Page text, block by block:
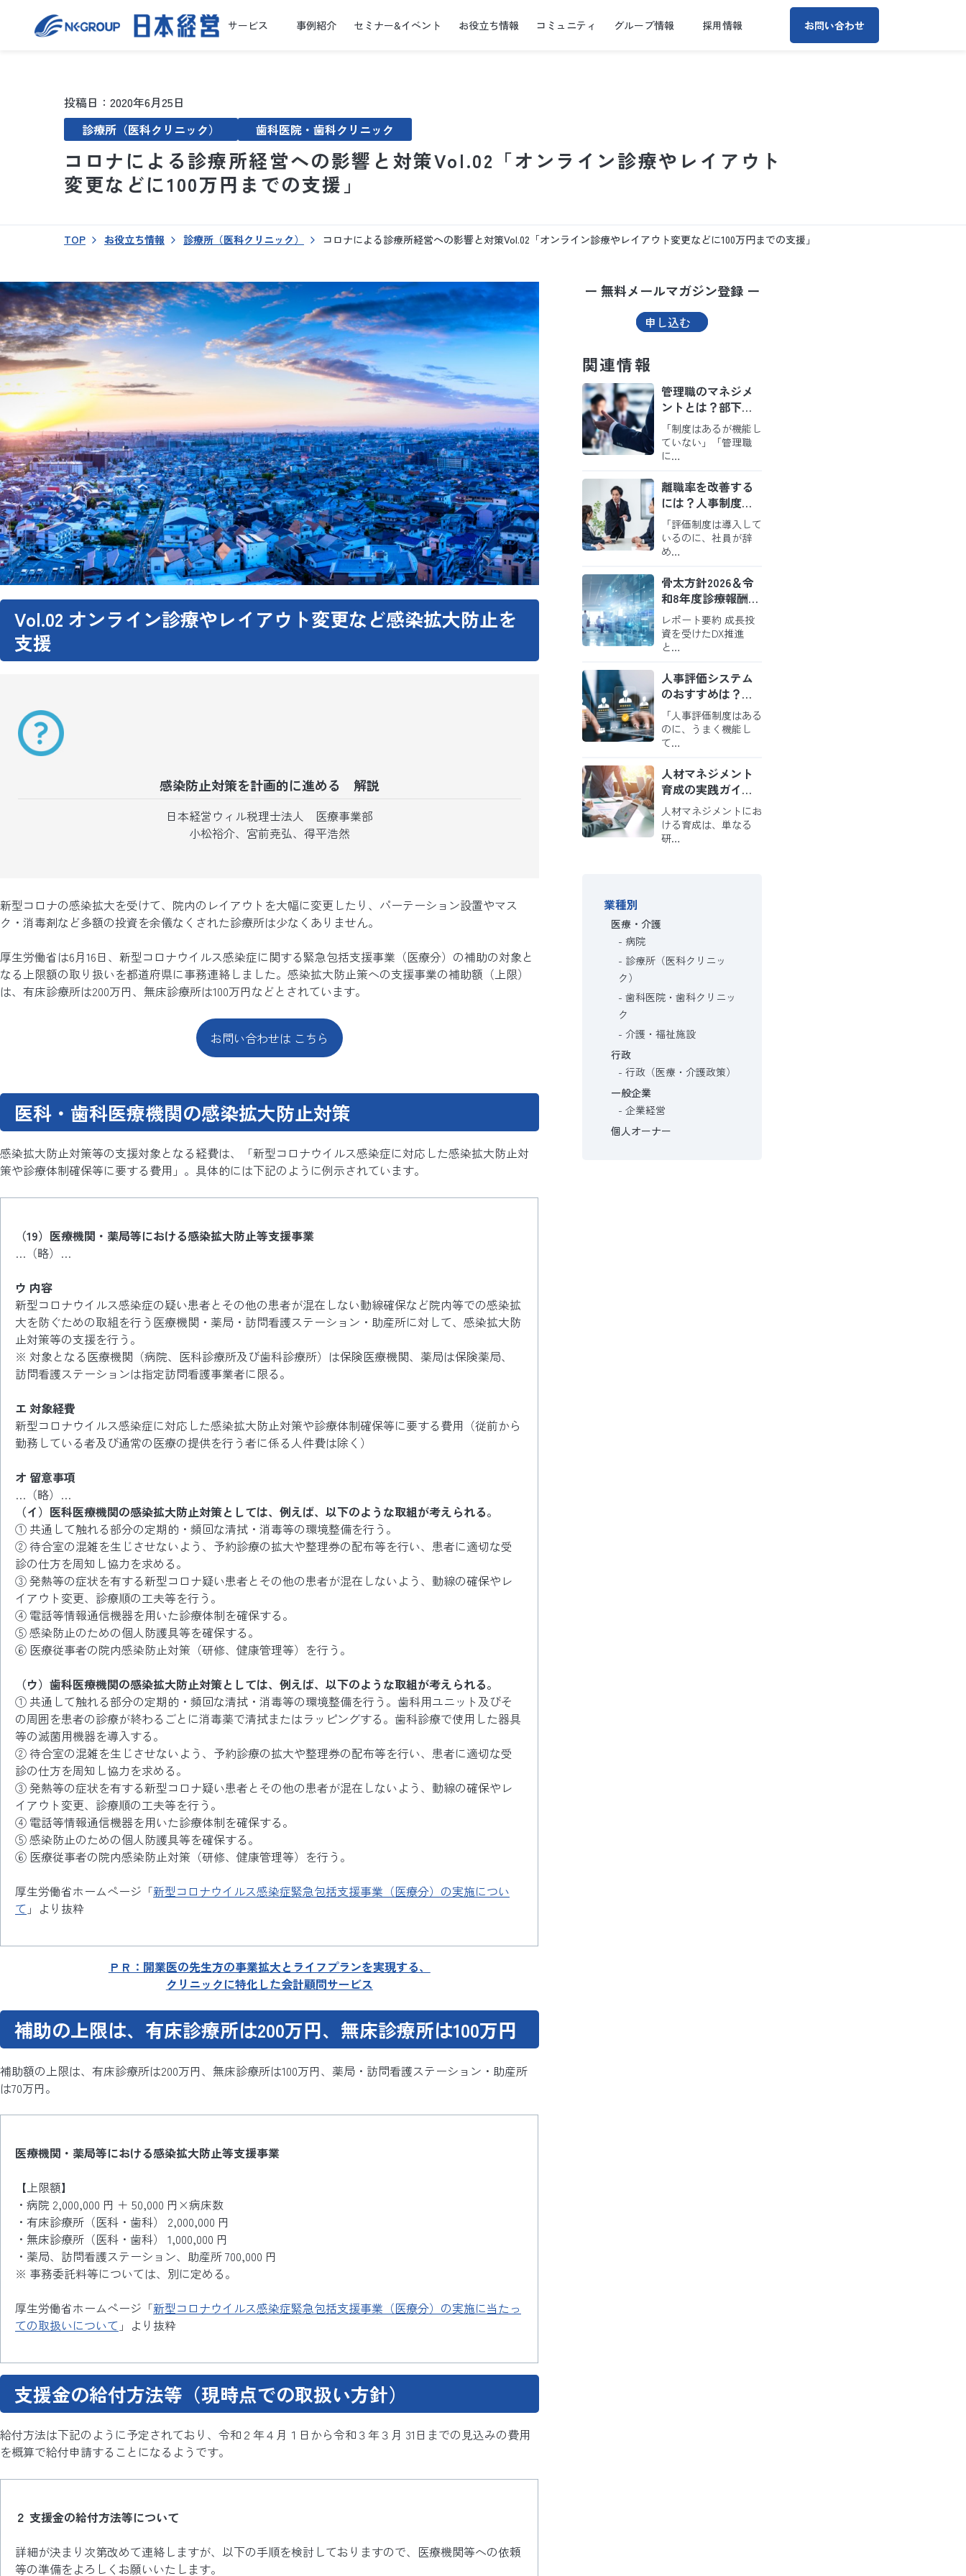
サービス 事例紹介 セミナー&イベント お役立ち情報 コミュニティ グループ情報 採用情報 お問い合わせ
投稿日：2020年6月25日
診療所（医科クリニック）
歯科医院・歯科クリニック
コロナによる診療所経営への影響と対策Vol.02「オンライン診療やレイアウト
変更などに100万円までの支援」
TOP お役立ち情報 診療所（医科クリニック） コロナによる診療所経営への影響と対策Vol.02「オンライン診療やレイアウト変更などに100万円までの支援」
Vol.02 オンライン診療やレイアウト変更など感染拡大防止を
支援
感染防止対策を計画的に進める 解説
日本経営ウィル税理士法人 医療事業部
小松裕介、宮前尭弘、得平浩然
新型コロナの感染拡大を受けて、院内のレイアウトを大幅に変更したり、パーテーション設置やマス
ク・消毒剤など多額の投資を余儀なくされた診療所は少なくありません。
厚生労働省は6月16日、新型コロナウイルス感染症に関する緊急包括支援事業（医療分）の補助の対象と
なる上限額の取り扱いを都道府県に事務連絡しました。感染拡大防止策への支援事業の補助額（上限）
は、有床診療所は200万円、無床診療所は100万円などとされています。
お問い合わせは こちら
医科・歯科医療機関の感染拡大防止対策
感染拡大防止対策等の支援対象となる経費は、「新型コロナウイルス感染症に対応した感染拡大防止対
策や診療体制確保等に要する費用」。具体的には下記のように例示されています。
（19）医療機関・薬局等における感染拡大防止等支援事業
…（略）…
ウ 内容
新型コロナウイルス感染症の疑い患者とその他の患者が混在しない動線確保など院内等での感染拡
大を防ぐための取組を行う医療機関・薬局・訪問看護ステーション・助産所に対して、感染拡大防
止対策等の支援を行う。
※ 対象となる医療機関（病院、医科診療所及び歯科診療所）は保険医療機関、薬局は保険薬局、
訪問看護ステーションは指定訪問看護事業者に限る。
エ 対象経費
新型コロナウイルス感染症に対応した感染拡大防止対策や診療体制確保等に要する費用（従前から
勤務している者及び通常の医療の提供を行う者に係る人件費は除く）
オ 留意事項
…（略）…
（イ）医科医療機関の感染拡大防止対策としては、例えば、以下のような取組が考えられる。
① 共通して触れる部分の定期的・頻回な清拭・消毒等の環境整備を行う。
② 待合室の混雑を生じさせないよう、予約診療の拡大や整理券の配布等を行い、患者に適切な受
診の仕方を周知し協力を求める。
③ 発熱等の症状を有する新型コロナ疑い患者とその他の患者が混在しないよう、動線の確保やレ
イアウト変更、診療順の工夫等を行う。
④ 電話等情報通信機器を用いた診療体制を確保する。
⑤ 感染防止のための個人防護具等を確保する。
⑥ 医療従事者の院内感染防止対策（研修、健康管理等）を行う。
（ウ）歯科医療機関の感染拡大防止対策としては、例えば、以下のような取組が考えられる。
① 共通して触れる部分の定期的・頻回な清拭・消毒等の環境整備を行う。歯科用ユニット及びそ
の周囲を患者の診療が終わるごとに消毒薬で清拭またはラッピングする。歯科診療で使用した器具
等の滅菌用機器を導入する。
② 待合室の混雑を生じさせないよう、予約診療の拡大や整理券の配布等を行い、患者に適切な受
診の仕方を周知し協力を求める。
③ 発熱等の症状を有する新型コロナ疑い患者とその他の患者が混在しないよう、動線の確保やレ
イアウト変更、診療順の工夫等を行う。
④ 電話等情報通信機器を用いた診療体制を確保する。
⑤ 感染防止のための個人防護具等を確保する。
⑥ 医療従事者の院内感染防止対策（研修、健康管理等）を行う。
厚生労働省ホームページ「新型コロナウイルス感染症緊急包括支援事業（医療分）の実施につい
て 」より抜粋
ＰＲ：開業医の先生方の事業拡大とライフプランを実現する、
クリニックに特化した会計顧問サービス
補助の上限は、有床診療所は200万円、無床診療所は100万円
補助額の上限は、有床診療所は200万円、無床診療所は100万円、薬局・訪問看護ステーション・助産所
は70万円。
医療機関・薬局等における感染拡大防止等支援事業
【上限額】
・病院 2,000,000 円 ＋ 50,000 円×病床数
・有床診療所（医科・歯科） 2,000,000 円
・無床診療所（医科・歯科） 1,000,000 円
・薬局、訪問看護ステーション、助産所 700,000 円
※ 事務委託料等については、別に定める。
厚生労働省ホームページ「新型コロナウイルス感染症緊急包括支援事業（医療分）の実施に当たっ
ての取扱いについて 」より抜粋
支援金の給付方法等（現時点での取扱い方針）
給付方法は下記のように予定されており、令和２年４月１日から令和３年３月 31日までの見込みの費用
を概算で給付申請することになるようです。
２ 支援金の給付方法等について
詳細が決まり次第改めて連絡しますが、以下の手順を検討しておりますので、医療機関等への依頼
等の準備をよろしくお願いいたします。
ー 無料メールマガジン登録 ー
申し込む
関連情報
管理職のマネジメ
ントとは？部下が
育ち定着するチー
ムをつくる実践の
ポイント
「制度はあるが機能し
ていない」「管理職
に…
離職率を改善する
には？人事制度・
評価・職場環境か
ら考えるアプロー
チ
「評価制度は導入して
いるのに、社員が辞
め…
骨太方針2026＆令
和8年度診療報酬改
定から読み解く今
後の病院経営
レポート要約 成長投
資を受けたDX推進
と…
人事評価システム
のおすすめは？導
入のメリットと比
較のポイントを解
説
「人事評価制度はある
のに、うまく機能し
て…
人材マネジメント
育成の実践ガイド
｜戦略を現場の役
割に繋ぎ、自走す
る組織を創る方法
人材マネジメントにお
ける育成は、単なる
研…
業種別
医療・介護
病院
診療所（医科クリニッ
ク）
歯科医院・歯科クリニッ
ク
介護・福祉施設
行政
行政（医療・介護政策）
一般企業
企業経営
個人オーナー